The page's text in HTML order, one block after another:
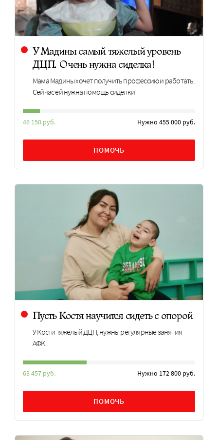
У Мадины самый тяжелый уровень
ДЦП. Очень нужна сиделка!
Мама Мадины хочет получить профессию и работать.
Сейчас ей нужна помощь сиделки
46 150 руб. Нужно 455 000 руб.
ПОМОЧЬ
Пусть Костя научится сидеть с опорой
У Кости тяжелый ДЦП, нужны регулярные занятия
АФК
63 457 руб. Нужно 172 800 руб.
ПОМОЧЬ